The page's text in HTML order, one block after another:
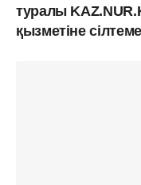
туралы
қызметіне